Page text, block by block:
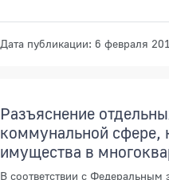
Дата публикации: 6 февраля
Разъяснение
коммунальной сфере,
имущества в
В соответствии с